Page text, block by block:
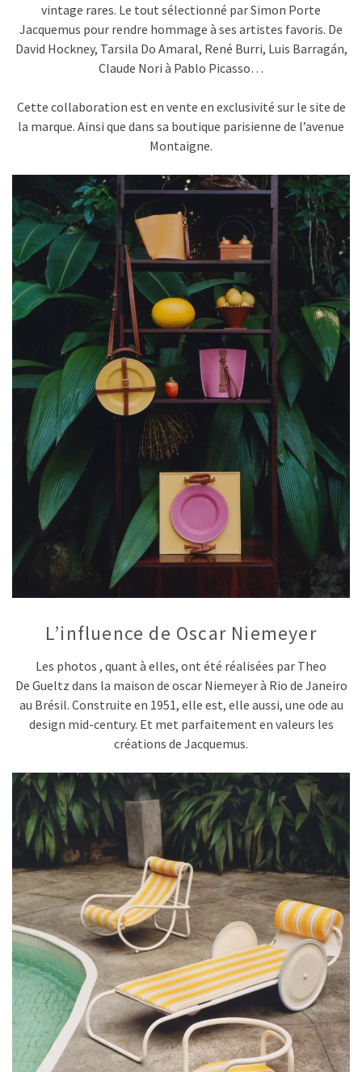
vintage rares. Le tout sélectionné par Simon Porte
Jacquemus pour rendre hommage à ses artistes favoris. De
David Hockney, Tarsila Do Amaral, René Burri, Luis Barragán,
Claude Nori à Pablo Picasso…
Cette collaboration est en vente en exclusivité sur le site de
la marque. Ainsi que dans sa boutique parisienne de l’avenue
Montaigne.
L’influence de Oscar Niemeyer
Les photos , quant à elles, ont été réalisées par Theo
De Gueltz dans la maison de oscar Niemeyer à Rio de Janeiro
au Brésil. Construite en 1951, elle est, elle aussi, une ode au
design mid-century. Et met parfaitement en valeurs les
créations de Jacquemus.